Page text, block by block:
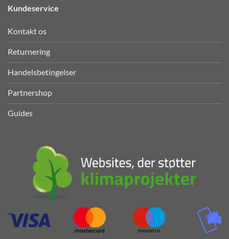
Kundeservice
Kontakt os
Returnering
Handelsbetingelser
Partnershop
Guides